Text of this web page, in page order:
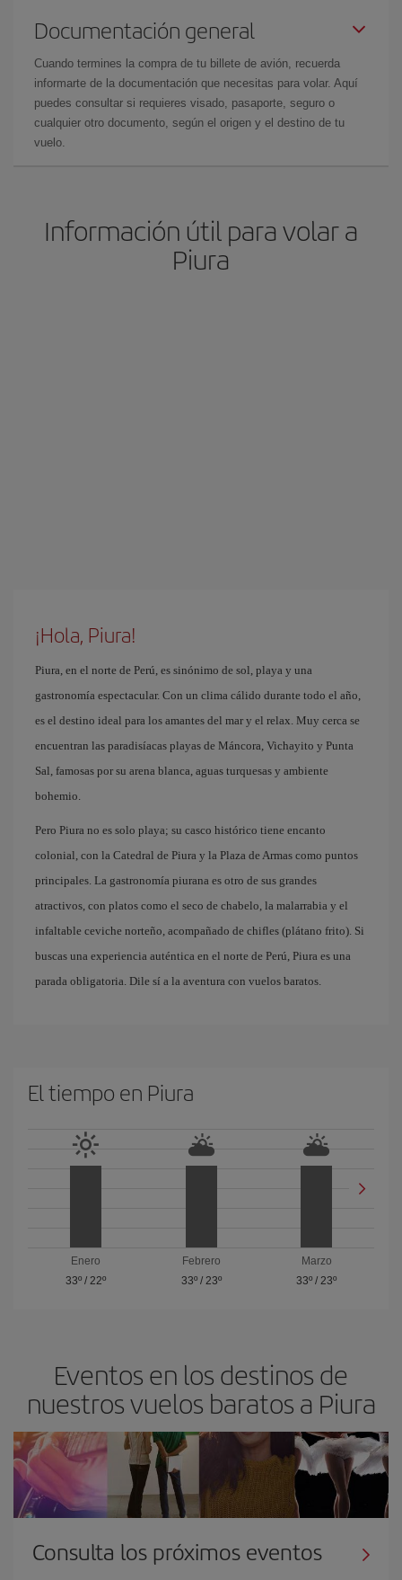
Documentación general
Cuando termines la compra de tu billete de avión, recuerda
informarte de la documentación que necesitas para volar. Aquí
puedes consultar si requieres visado, pasaporte, seguro o
cualquier otro documento, según el origen y el destino de tu
vuelo.
Información útil para volar a
Piura
¡Hola, Piura!
Piura, en el norte de Perú, es sinónimo de sol, playa y una
gastronomía espectacular. Con un clima cálido durante todo el año,
es el destino ideal para los amantes del mar y el relax. Muy cerca se
encuentran las paradisíacas playas de Máncora, Vichayito y Punta
Sal, famosas por su arena blanca, aguas turquesas y ambiente
bohemio.
Pero Piura no es solo playa; su casco histórico tiene encanto
colonial, con la Catedral de Piura y la Plaza de Armas como puntos
principales. La gastronomía piurana es otro de sus grandes
atractivos, con platos como el seco de chabelo, la malarrabia y el
infaltable ceviche norteño, acompañado de chifles (plátano frito). Si
buscas una experiencia auténtica en el norte de Perú, Piura es una
parada obligatoria. Dile sí a la aventura con vuelos baratos.
El tiempo en Piura
Enero
33º/ 22º
Febrero
33º/ 23º
Marzo
33º / 23º
Eventos en los destinos de
nuestros vuelos baratos a Piura
Consulta los próximos eventos